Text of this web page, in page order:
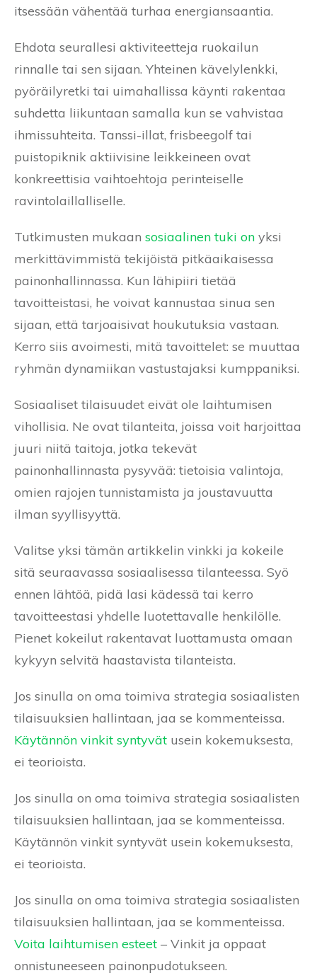
itsessään vähentää turhaa energiansaantia.
Ehdota seurallesi aktiviteetteja ruokailun
rinnalle tai sen sijaan. Yhteinen kävelylenkki,
pyöräilyretki tai uimahallissa käynti rakentaa
suhdetta liikuntaan samalla kun se vahvistaa
ihmissuhteita. Tanssi-illat, frisbeegolf tai
puistopiknik aktiivisine leikkeineen ovat
konkreettisia vaihtoehtoja perinteiselle
ravintolaillalliselle.
Tutkimusten mukaan sosiaalinen tuki on yksi
merkittävimmistä tekijöistä pitkäaikaisessa
painonhallinnassa. Kun lähipiiri tietää
tavoitteistasi, he voivat kannustaa sinua sen
sijaan, että tarjoaisivat houkutuksia vastaan.
Kerro siis avoimesti, mitä tavoittelet: se muuttaa
ryhmän dynamiikan vastustajaksi kumppaniksi.
Sosiaaliset tilaisuudet eivät ole laihtumisen
vihollisia. Ne ovat tilanteita, joissa voit harjoittaa
juuri niitä taitoja, jotka tekevät
painonhallinnasta pysyvää: tietoisia valintoja,
omien rajojen tunnistamista ja joustavuutta
ilman syyllisyyttä.
Valitse yksi tämän artikkelin vinkki ja kokeile
sitä seuraavassa sosiaalisessa tilanteessa. Syö
ennen lähtöä, pidä lasi kädessä tai kerro
tavoitteestasi yhdelle luotettavalle henkilölle.
Pienet kokeilut rakentavat luottamusta omaan
kykyyn selvitä haastavista tilanteista.
Jos sinulla on oma toimiva strategia sosiaalisten
tilaisuuksien hallintaan, jaa se kommenteissa.
Käytännön vinkit syntyvät usein kokemuksesta,
ei teorioista.
Jos sinulla on oma toimiva strategia sosiaalisten
tilaisuuksien hallintaan, jaa se kommenteissa.
Käytännön vinkit syntyvät usein kokemuksesta,
ei teorioista.
Jos sinulla on oma toimiva strategia sosiaalisten
tilaisuuksien hallintaan, jaa se kommenteissa.
Voita laihtumisen esteet – Vinkit ja oppaat
onnistuneeseen painonpudotukseen.